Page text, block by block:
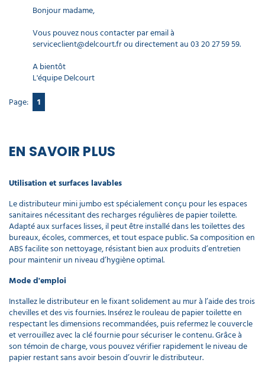
Bonjour madame,
Vous pouvez nous contacter par email à
serviceclient@delcourt.frou directement au 03 20 27 59 59.
A bientôt
L'équipe Delcourt
Page:
1
EN SAVOIR PLUS
Utilisation et surfaces lavables
Le distributeur mini jumbo est spécialement conçu pour les espaces
sanitaires nécessitant des recharges régulières de papier toilette.
Adapté aux surfaces lisses, il peut être installé dans les toilettes des
bureaux, écoles, commerces, et tout espace public. Sa composition en
ABS facilite son nettoyage, résistant bien aux produits d’entretien
pour maintenir un niveau d’hygiène optimal.
Mode d'emploi
Installez le distributeur en le fixant solidement au mur à l’aide des trois
chevilles et des vis fournies. Insérez le rouleau de papier toilette en
respectant les dimensions recommandées, puis refermez le couvercle
et verrouillez avec la clé fournie pour sécuriser le contenu. Grâce à
son témoin de charge, vous pouvez vérifier rapidement le niveau de
papier restant sans avoir besoin d’ouvrir le distributeur.